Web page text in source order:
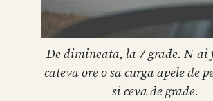
De dimineata, la 7 grade. N-ai
cateva ore o sa curga apele de
si ceva de grade.